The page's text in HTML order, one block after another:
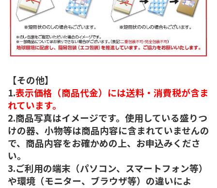
【その他】
1.表示価格（商品代金）には送料・消費税が含ま
れています。
2.商品写真はイメージです。使用している盛りつ
けの器、小物等は商品内容に含まれていませんの
で、商品内容をお確かめの上、お申込みくださ
い。
3.ご利用の端末（パソコン、スマートフォン等）
や環境（モニター、ブラウザ等）の違いによ